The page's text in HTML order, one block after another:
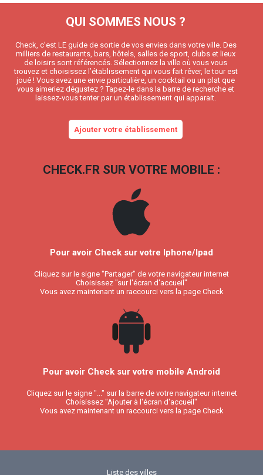
QUI SOMMES NOUS ?
Check, c’est LE guide de sortie de vos envies dans votre ville. Des
milliers de restaurants, bars, hôtels, salles de sport, clubs et lieux
de loisirs sont référencés. Sélectionnez la ville où vous vous
trouvez et choisissez l’établissement qui vous fait rêver, le tour est
joué ! Vous avez une envie particulière, un cocktail ou un plat que
vous aimeriez dégustez ? Tapez-le dans la barre de recherche et
laissez-vous tenter par un établissement qui apparait.
Ajouter votre établissement
CHECK.FR SUR VOTRE MOBILE :
Pour avoir Check sur votre Iphone/Ipad
Cliquez sur le signe "Partager" de votre navigateur internet
Choisissez "sur l'écran d'accueil"
Vous avez maintenant un raccourci vers la page Check
Pour avoir Check sur votre mobile Android
Cliquez sur le signe "..." sur la barre de votre navigateur internet
Choisissez "Ajouter à l'écran d'accueil"
Vous avez maintenant un raccourci vers la page Check
Liste des villes